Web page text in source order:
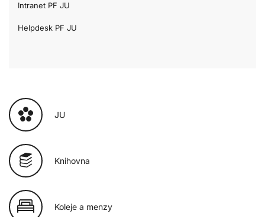
Intranet PF JU
Helpdesk PF JU
JU
Knihovna
Koleje a menzy